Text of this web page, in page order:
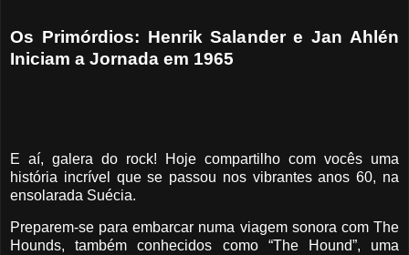
Os Primórdios: Henrik Salander e Jan Ahlén
Iniciam a Jornada em 1965
E aí, galera do rock! Hoje compartilho com vocês uma
história incrível que se passou nos vibrantes anos 60, na
ensolarada Suécia.
Preparem-se para embarcar numa viagem sonora com The
Hounds, também conhecidos como “The Hound”, uma